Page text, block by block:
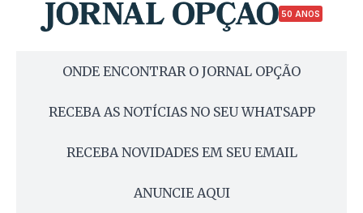
50 ANOS
ONDE ENCONTRAR O JORNAL OPÇÃO
RECEBA AS NOTÍCIAS NO SEU WHATSAPP
RECEBA NOVIDADES EM SEU EMAIL
ANUNCIE AQUI